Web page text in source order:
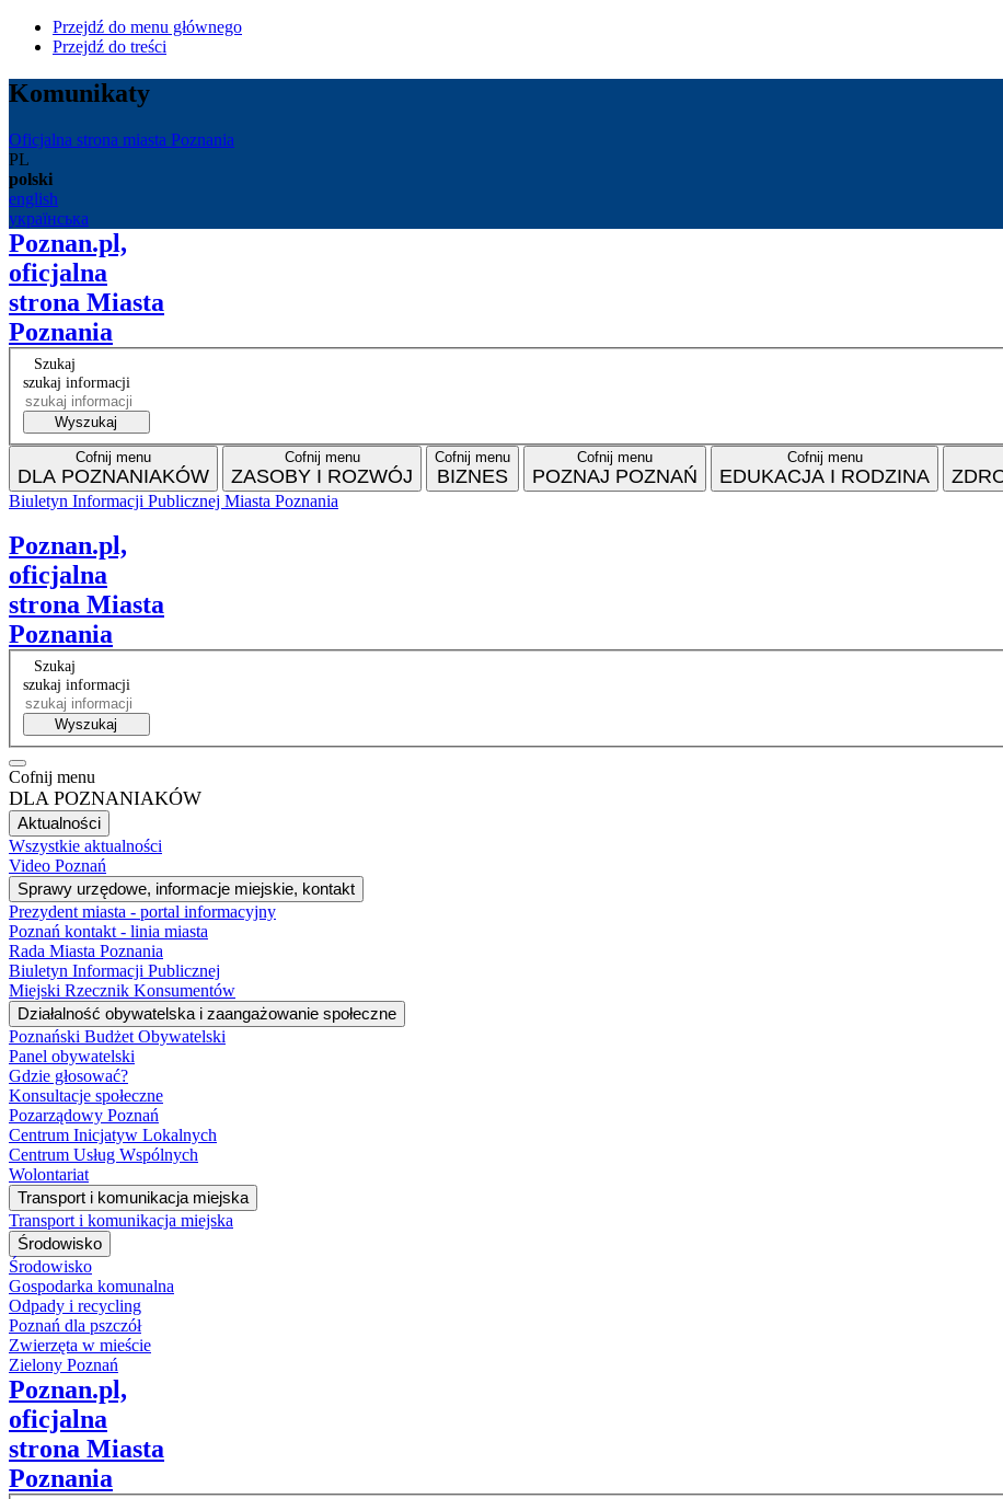
Przejdź do menu głównego
Przejdź do treści
Komunikaty
Oficjalna strona miasta Poznania
PL
polski
english
українська
Poznan.pl,
oficjalna
strona Miasta
Poznania
Szukaj
szukaj informacji
Wyszukaj
Cofnij menu
DLA POZNANIAKÓW
Cofnij menu
ZASOBY I ROZWÓJ
Cofnij menu
BIZNES
Cofnij menu
POZNAJ POZNAŃ
Cofnij menu
EDUKACJA I RODZINA
Biuletyn Informacji Publicznej Miasta Poznania
Poznan.pl,
oficjalna
strona Miasta
Poznania
Szukaj
szukaj informacji
Wyszukaj
Cofnij menu
DLA POZNANIAKÓW
Aktualności
Wszystkie aktualności
Video Poznań
Sprawy urzędowe, informacje miejskie, kontakt
Prezydent miasta - portal informacyjny
Poznań kontakt - linia miasta
Rada Miasta Poznania
Biuletyn Informacji Publicznej
Miejski Rzecznik Konsumentów
Działalność obywatelska i zaangażowanie społeczne
Poznański Budżet Obywatelski
Panel obywatelski
Gdzie głosować?
Konsultacje społeczne
Pozarządowy Poznań
Centrum Inicjatyw Lokalnych
Centrum Usług Wspólnych
Wolontariat
Transport i komunikacja miejska
Transport i komunikacja miejska
Środowisko
Środowisko
Gospodarka komunalna
Odpady i recycling
Poznań dla pszczół
Zwierzęta w mieście
Zielony Poznań
Poznan.pl,
oficjalna
strona Miasta
Poznania